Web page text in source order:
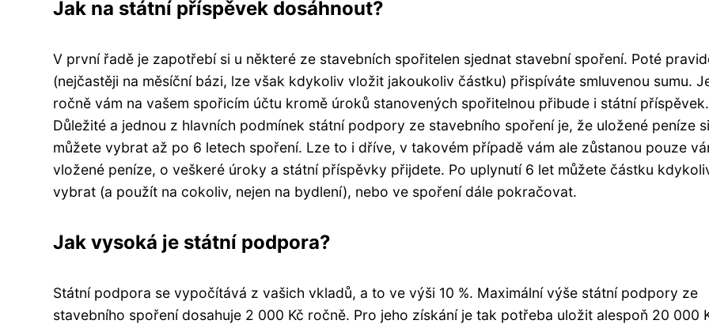
Jak na státní příspěvek dosáhnout?
V první řadě je zapotřebí si u některé ze stavebních spořitelen sjednat stavební spoření. Poté
(nejčastěji na měsíční bázi, lze však kdykoliv vložit jakoukoliv částku) přispíváte smluvenou sumu.
ročně vám na vašem spořicím účtu kromě úroků stanovených spořitelnou přibude i státní příspěvek.
Důležité a jednou z hlavních podmínek státní podpory ze stavebního spoření je, že uložené peníze si
můžete vybrat až po 6 letech spoření. Lze to i dříve, v takovém případě vám ale zůstanou pouze
vložené peníze, o veškeré úroky a státní příspěvky přijdete. Po uplynutí 6 let můžete částku
vybrat (a použít na cokoliv, nejen na bydlení), nebo ve spoření dále pokračovat.
Jak vysoká je státní podpora?
Státní podpora se vypočítává z vašich vkladů, a to ve výši 10 %. Maximální výše státní podpory ze
stavebního spoření dosahuje 2 000 Kč ročně. Pro jeho získání je tak potřeba uložit alespoň 20 000